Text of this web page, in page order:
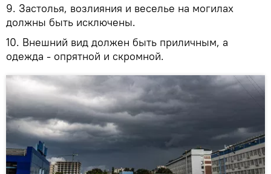
9. Застолья, возлияния и веселье на могилах
должны быть исключены.
10. Внешний вид должен быть приличным, а
одежда - опрятной и скромной.